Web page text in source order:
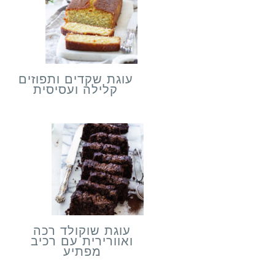
עוגת שקדים ותפוזים
קלילה ועסיסית
עוגת שוקולד רכה
ואוורירית עם רכיב
מפתיע